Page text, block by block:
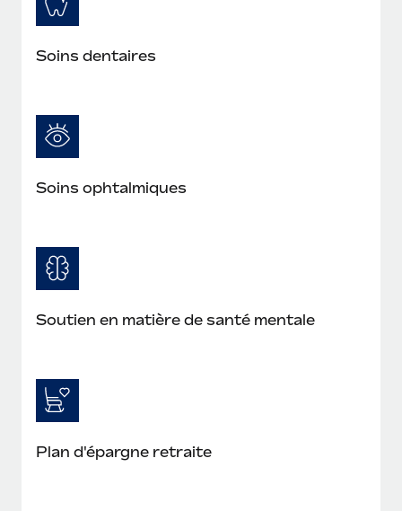
En savoir plus
Soins dentaires
Soins ophtalmiques
Soutien en matière de santé mentale
Plan d'épargne retraite